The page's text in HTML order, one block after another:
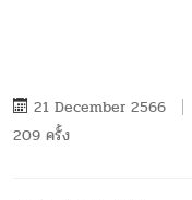
21 December 2566
209 ครั้ง